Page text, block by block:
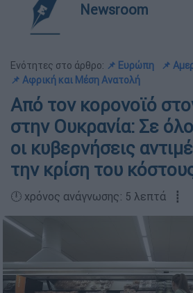
Newsroom
Ενότητες στο άρθρο: 📌 Ευρώπη 📌
📌 Αφρική και Μέση Ανατολή
Από τον κορονοϊό
στην Ουκρανία: Σε
οι κυβερνήσεις
την κρίση του
🕛 χρόνος ανάγνωσης: 5 λεπτά ┋